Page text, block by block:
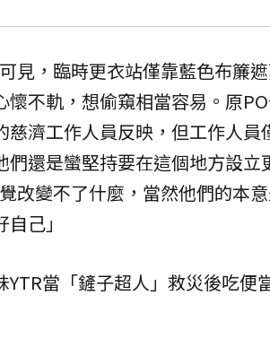
見，臨時更衣站僅靠藍色布簾
懷不軌，想偷窺相當容易。原
慈濟工作人員反映，但工作人員
們還是蠻堅持要在這個地方設立
改變不了什麼，當然他們的本
己」
YTR當「鏟子超人」救災後吃便